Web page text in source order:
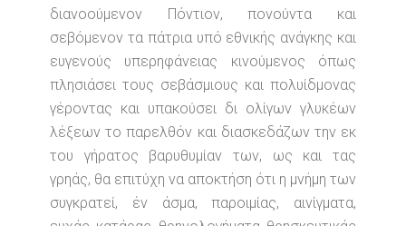
διανοούμενον Πόντιον, πονούντα και
σεβόμενον τα πάτρια υπό εθνικής ανάγκης και
ευγενούς υπερηφάνειας κινούμενος όπως
πλησιάσει τους σεβάσμιους και πολυίδμονας
γέροντας και υπακούσει δι ολίγων γλυκέων
λέξεων το παρελθόν και διασκεδάζων την εκ
του γήρατος βαρυθυμίαν των, ως και τας
γρηάς, θα επιτύχη να αποκτήση ότι η μνήμη των
συγκρατεί, έν άσμα, παροιμίας, αινίγματα,